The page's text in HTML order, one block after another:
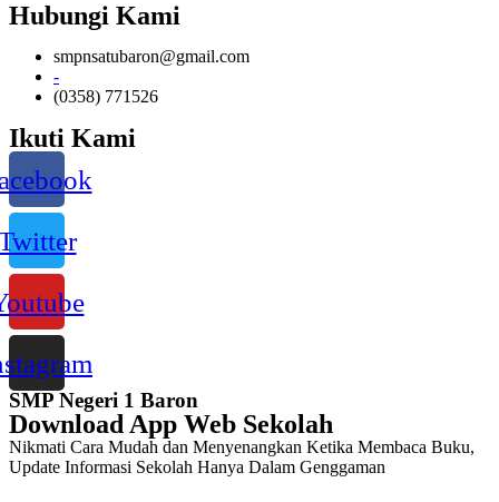
Hubungi Kami
smpnsatubaron@gmail.com
-
(0358) 771526
Ikuti Kami
SMP Negeri 1 Baron
Download App Web Sekolah
Nikmati Cara Mudah dan Menyenangkan Ketika Membaca Buku,
Update Informasi Sekolah Hanya Dalam Genggaman